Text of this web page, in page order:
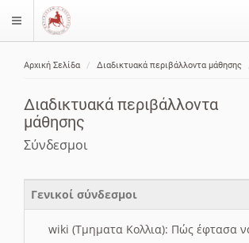
$langMenu
Αρχική Σελίδα Διαδικτυακά περιβάλλοντα μάθησης
Διαδικτυακά περιβάλλοντα
μάθησης
Σύνδεσμοι
Γενικοί σύνδεσμοι
wiki (Τμηματα Κολλια): Πώς έφτασα